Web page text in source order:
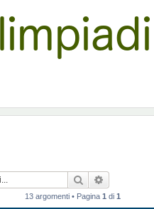
Cerca
13 argomenti • Pagina 1 di 1